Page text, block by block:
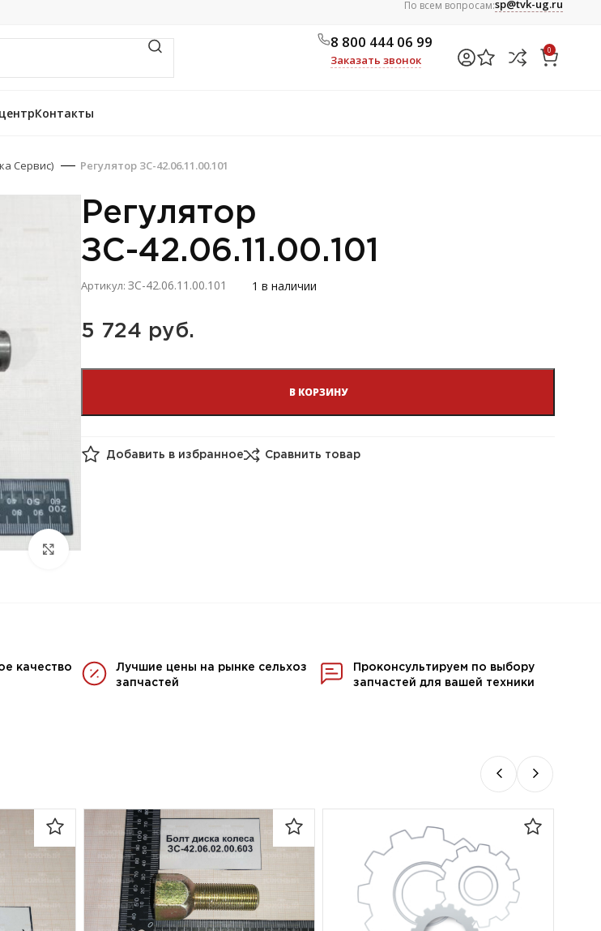
По всем вопросам:sp@tvk-ug.ru
8 800 444 06 99
Заказать звонок
0
Контакты
Сервис) Регулятор ЗС-42.06.11.00.101
Регулятор
ЗС-42.06.11.00.101
Артикул: ЗС-42.06.11.00.101 1 в наличии
5 724 руб.
В КОРЗИНУ
Добавить в избранное Сравнить товар
качество
Лучшие цены на рынке сельхоз
запчастей
Проконсультируем по выбору
запчастей для вашей техники